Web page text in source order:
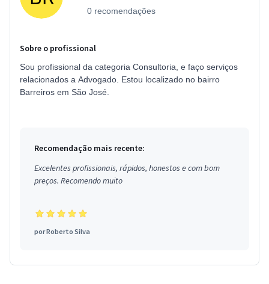
0 recomendações
Sobre o profissional
Sou profissional da categoria Consultoria, e faço serviços
relacionados a Advogado. Estou localizado no bairro
Barreiros em São José.
Recomendação mais recente:
Excelentes profissionais, rápidos, honestos e com bom
preços. Recomendo muito
porRoberto Silva